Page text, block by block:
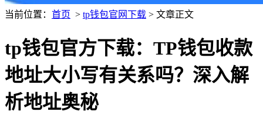
当前位置： 首页 > tp钱包官网下载 > 文章正文
tp钱包官方下载：TP钱包收款
地址大小写有关系吗？深入解
析地址奥秘